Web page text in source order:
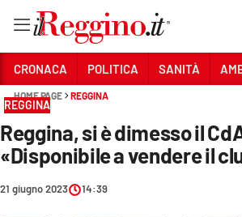
Sezioni
CRONACA
POLITICA
CRONACA POLITICA SANITÀ
HOME PAGE REGGINA
REGGINA
Reggina, si è dimesso il
«Disponibile a vendere il
21 giugno 2023 14:39